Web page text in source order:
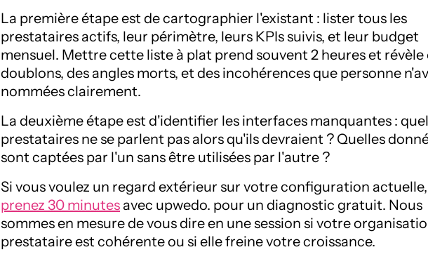
La première étape est de cartographier l'existant : lister tous les
prestataires actifs, leur périmètre, leurs KPIs suivis, et leur budget
mensuel. Mettre cette liste à plat prend souvent 2 heures et révèle
doublons, des angles morts, et des incohérences que personne
nommées clairement.
La deuxième étape est d'identifier les interfaces manquantes :
prestataires ne se parlent pas alors qu'ils devraient ? Quelles
sont captées par l'un sans être utilisées par l'autre ?
Si vous voulez un regard extérieur sur votre configuration actuelle,
prenez 30 minutes avec upwedo. pour un diagnostic gratuit. Nous
sommes en mesure de vous dire en une session si votre
prestataire est cohérente ou si elle freine votre croissance.